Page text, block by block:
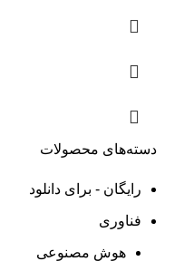
دسته‌های محصولات
رایگان - برای دانلود
فناوری
هوش مصنوعی